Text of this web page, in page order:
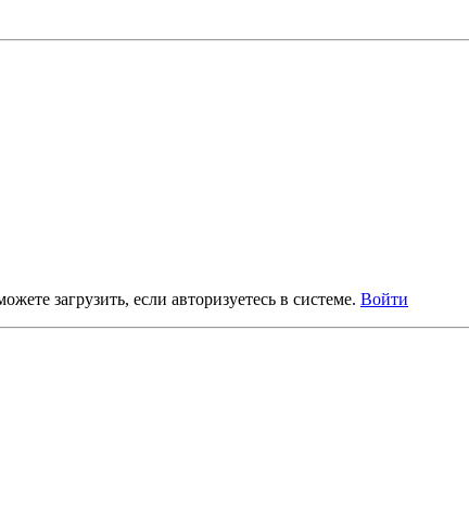
загрузить, если авторизуетесь в системе. Войти